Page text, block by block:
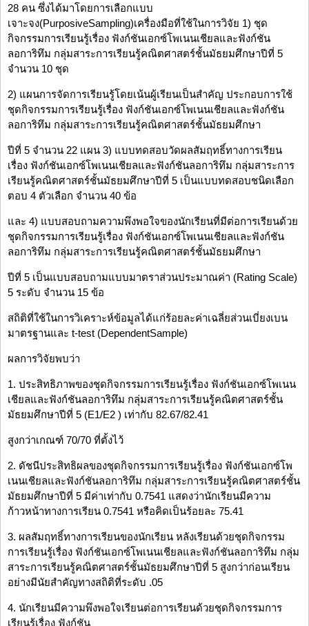
28 คน ซึ่งได้มาโดยการเลือกแบบ
เจาะจง(PurposiveSampling)เครื่องมือที่ใช้ในการวิจัย 1) ชุด
กิจกรรมการเรียนรู้เรื่อง ฟังก์ชันเอกซ์โพเนนเชียลและฟังก์ชัน
ลอการิทึม กลุ่มสาระการเรียนรู้คณิตศาสตร์ชั้นมัธยมศึกษาปีที่ 5
จำนวน 10 ชุด
2) แผนการจัดการเรียนรู้โดยเน้นผู้เรียนเป็นสำคัญ ประกอบการใช้
ชุดกิจกรรมการเรียนรู้เรื่อง ฟังก์ชันเอกซ์โพเนนเชียลและฟังก์ชัน
ลอการิทึม กลุ่มสาระการเรียนรู้คณิตศาสตร์ชั้นมัธยมศึกษา
ปีที่ 5 จำนวน 22 แผน 3) แบบทดสอบวัดผลสัมฤทธิ์ทางการเรียน
เรื่อง ฟังก์ชันเอกซ์โพเนนเชียลและฟังก์ชันลอการิทึม กลุ่มสาระการ
เรียนรู้คณิตศาสตร์ชั้นมัธยมศึกษาปีที่ 5 เป็นแบบทดสอบชนิดเลือก
ตอบ 4 ตัวเลือก จำนวน 40 ข้อ
และ 4) แบบสอบถามความพึงพอใจของนักเรียนที่มีต่อการเรียนด้วย
ชุดกิจกรรมการเรียนรู้เรื่อง ฟังก์ชันเอกซ์โพเนนเชียลและฟังก์ชัน
ลอการิทึม กลุ่มสาระการเรียนรู้คณิตศาสตร์ชั้นมัธยมศึกษา
ปีที่ 5 เป็นแบบสอบถามแบบมาตราส่วนประมาณค่า (Rating Scale)
5 ระดับ จำนวน 15 ข้อ
สถิติที่ใช้ในการวิเคราะห์ข้อมูลได้แก่ร้อยละค่าเฉลี่ยส่วนเบี่ยงเบน
มาตรฐานและ t-test (DependentSample)
ผลการวิจัยพบว่า
1. ประสิทธิภาพของชุดกิจกรรมการเรียนรู้เรื่อง ฟังก์ชันเอกซ์โพเนน
เชียลและฟังก์ชันลอการิทึม กลุ่มสาระการเรียนรู้คณิตศาสตร์ชั้น
มัธยมศึกษาปีที่ 5 (E1/E2 ) เท่ากับ 82.67/82.41
สูงกว่าเกณฑ์ 70/70 ที่ตั้งไว้
2. ดัชนีประสิทธิผลของชุดกิจกรรมการเรียนรู้เรื่อง ฟังก์ชันเอกซ์โพ
เนนเชียลและฟังก์ชันลอการิทึม กลุ่มสาระการเรียนรู้คณิตศาสตร์ชั้น
มัธยมศึกษาปีที่ 5 มีค่าเท่ากับ 0.7541 แสดงว่านักเรียนมีความ
ก้าวหน้าทางการเรียน 0.7541 หรือคิดเป็นร้อยละ 75.41
3. ผลสัมฤทธิ์ทางการเรียนของนักเรียน หลังเรียนด้วยชุดกิจกรรม
การเรียนรู้เรื่อง ฟังก์ชันเอกซ์โพเนนเชียลและฟังก์ชันลอการิทึม กลุ่ม
สาระการเรียนรู้คณิตศาสตร์ชั้นมัธยมศึกษาปีที่ 5 สูงกว่าก่อนเรียน
อย่างมีนัยสำคัญทางสถิติที่ระดับ .05
4. นักเรียนมีความพึงพอใจเรียนต่อการเรียนด้วยชุดกิจกรรมการ
เรียนรู้เรื่อง ฟังก์ชัน